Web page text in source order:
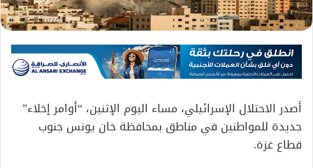
أصدر الاحتلال الإسرائيلي، مساء اليوم الإثنين، “أوامر إخلاء”
جديدة للمواطنين في مناطق بمحافظة خان يونس جنوب
قطاع غزة.